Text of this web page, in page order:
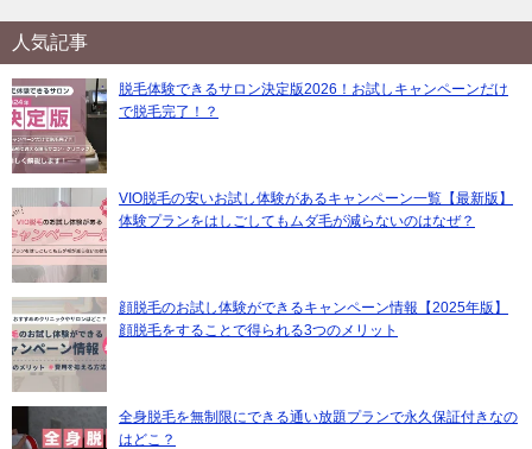
人気記事
脱毛体験できるサロン決定版2026！お試しキャンペーンだけ
で脱毛完了！？
VIO脱毛の安いお試し体験があるキャンペーン一覧【最新版】
体験プランをはしごしてもムダ毛が減らないのはなぜ？
顔脱毛のお試し体験ができるキャンペーン情報【2025年版】
顔脱毛をすることで得られる3つのメリット
全身脱毛を無制限にできる通い放題プランで永久保証付きなの
はどこ？